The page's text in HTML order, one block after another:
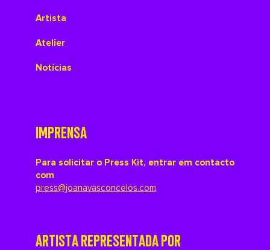
Artista
Atelier
Notícias
IMPRENSA
Para solicitar o Press Kit, entrar em contacto
com
press@joanavasconcelos.com
ARTISTA REPRESENTADA POR